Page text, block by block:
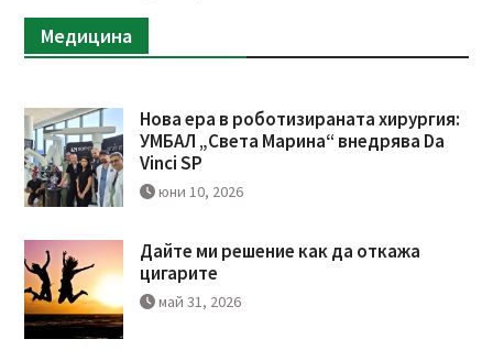
Медицина
Нова ера в роботизираната хирургия:
УМБАЛ „Света Марина“ внедрява Da
Vinci SP
юни 10, 2026
Дайте ми решение как да откажа
цигарите
май 31, 2026